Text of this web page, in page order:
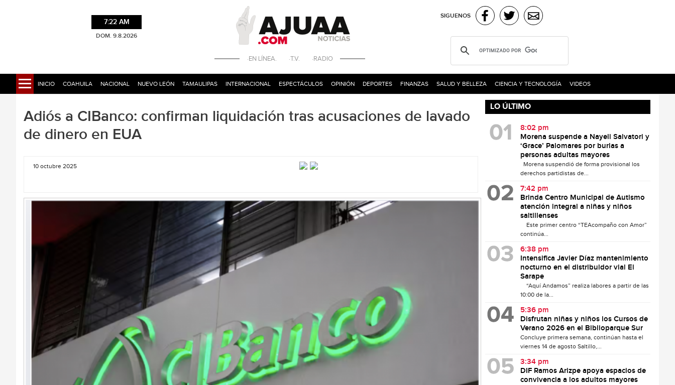
7:22 AM
DOM. 9.8.2026
·EN LÍNEA. ·T.V. ·RADIO
SIGUENOS
INICIO COAHUILA NACIONAL NUEVO LEÓN TAMAULIPAS INTERNACIONAL ESPECTÁCULOS OPINIÓN DEPORTES FINANZAS SALUD Y BELLEZA CIENCIA Y TECNOLOGÍA VIDEOS
Adiós a CIBanco: confirman liquidación tras acusaciones de lavado
de dinero en EUA
10 octubre 2025
LO ÚLTIMO
8:02 pm
Morena suspende a Nayeli Salvatori y
‘Grace’ Palomares por burlas a
personas adultas mayores
Morena suspendió de forma provisional los
derechos partidistas de...
7:42 pm
Brinda Centro Municipal de Autismo
atención integral a niñas y niños
saltillenses
Este primer centro “TEAcompaño con Amor”
continúa...
6:38 pm
Intensifica Javier Díaz mantenimiento
nocturno en el distribuidor vial El
Sarape
“Aquí Andamos” realiza labores a partir de las
10:00 de la...
5:36 pm
Disfrutan niñas y niños los Cursos de
Verano 2026 en el Biblioparque Sur
Concluye primera semana, continúan hasta el
viernes 14 de agosto Saltillo,...
3:34 pm
DIF Ramos Arizpe apoya espacios de
convivencia a los adultos mayores